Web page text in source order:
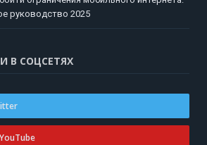
руководство 2025
В СОЦСЕТЯХ